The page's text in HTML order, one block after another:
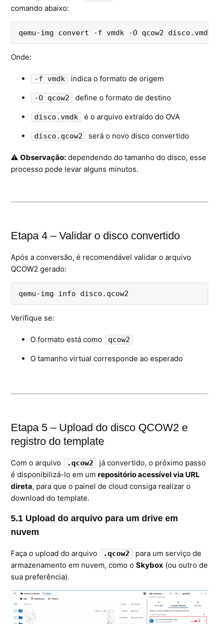
comando abaixo:
qemu-img convert -f vmdk -O qcow2 disco.vmdk
Onde:
-f vmdk indica o formato de origem
-O qcow2 define o formato de destino
disco.vmdk é o arquivo extraído do OVA
disco.qcow2 será o novo disco convertido
⚠️Observação: dependendo do tamanho do disco, esse
processo pode levar alguns minutos.
Etapa 4 – Validar o disco convertido
Após a conversão, é recomendável validar o arquivo
QCOW2 gerado:
qemu-img info disco.qcow2
Verifique se:
O formato está como qcow2
O tamanho virtual corresponde ao esperado
Etapa 5 – Upload do disco QCOW2 e
registro do template
Com o arquivo .qcow2
já convertido, o próximo passo
é disponibilizá-lo em umrepositório acessível via URL
direta, para que o painel de cloud consiga realizar o
download do template.
5.1 Upload do arquivo para um drive em
nuvem
Faça o upload do arquivo .qcow2
para um serviço de
armazenamento em nuvem, como oSkybox (ou outro de
sua preferência).